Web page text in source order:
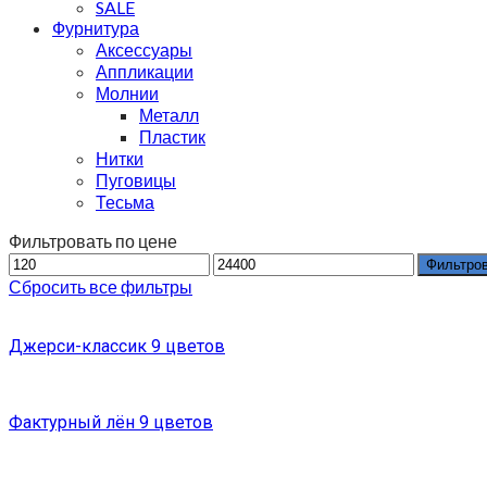
SALE
Фурнитура
Аксессуары
Аппликации
Молнии
Металл
Пластик
Нитки
Пуговицы
Тесьма
Фильтровать по цене
Сбросить все фильтры
Джерси-классик 9 цветов
Фактурный лён 9 цветов